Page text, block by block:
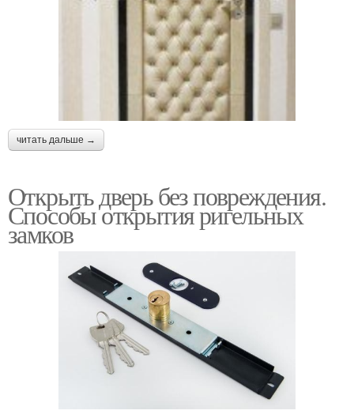
читать дальше →
Открыть дверь без повреждения.
Способы открытия ригельных
замков